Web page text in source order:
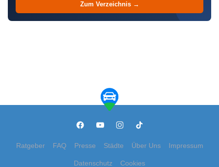
Zum Verzeichnis →
Ratgeber FAQ Presse Städte Über Uns Impressum
Datenschutz Cookies